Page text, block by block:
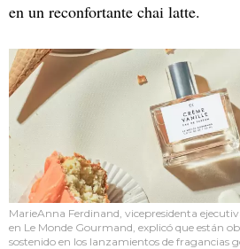
en un reconfortante chai latte.
MarieAnna Ferdinand, vicepresidenta
en Le Monde Gourmand, explicó que están
sostenido en los lanzamientos de fragancias